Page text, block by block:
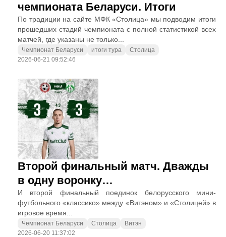
чемпионата Беларуси. Итоги
По традиции на сайте МФК «Столица» мы подводим итоги
прошедших стадий чемпионата с полной статистикой всех
матчей, где указаны не только...
Чемпионат Беларуси итоги тура
Столица
2026-06-21 09:52:46
Второй финальный матч. Дважды
в одну воронку…
И второй финальный поединок белорусского мини-
футбольного «классико» между «Витэном» и «Столицей» в
игровое время...
Чемпионат Беларуси Столица
Витэн
2026-06-20 11:37:02